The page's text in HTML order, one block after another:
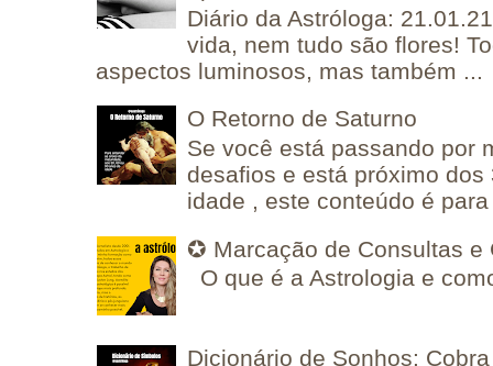
Diário da Astróloga:
vida, nem tudo são flores!
aspectos luminosos, mas também ...
O Retorno de Saturno
Se você está passando por
desafios e está próximo
idade , este conteúdo é
✪ Marcação de Consultas e
O que é a Astrologia e
Dicionário de Sonhos: Cobra